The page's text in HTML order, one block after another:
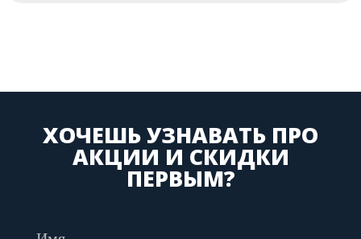
ХОЧЕШЬ УЗНАВАТЬ ПРО
АКЦИИ И СКИДКИ
ПЕРВЫМ?